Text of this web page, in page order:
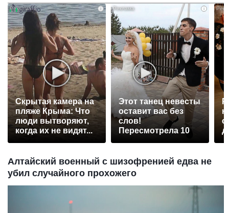
i
Скрытая камера на
пляже Крыма: Что
люди вытворяют,
когда их не видят...
i
Этот танец невесты
оставит вас без
слов!
Пересмотрела 10
Алтайский военный с шизофренией едва не
убил случайного прохожего